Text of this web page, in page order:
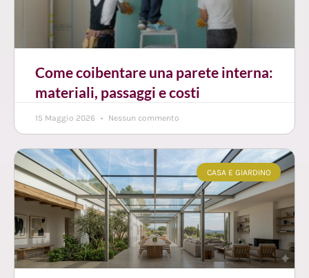
Come coibentare una parete interna:
materiali, passaggi e costi
15 Maggio 2026 Nessun commento
CASA E GIARDINO